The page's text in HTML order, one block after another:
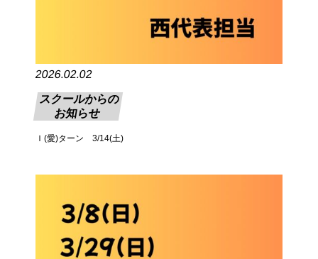
2026.02.02
スクールからの
お知らせ
Ｉ(愛)ターン 3/14(土)